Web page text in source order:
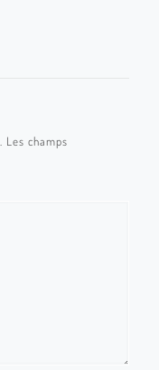
Les champs